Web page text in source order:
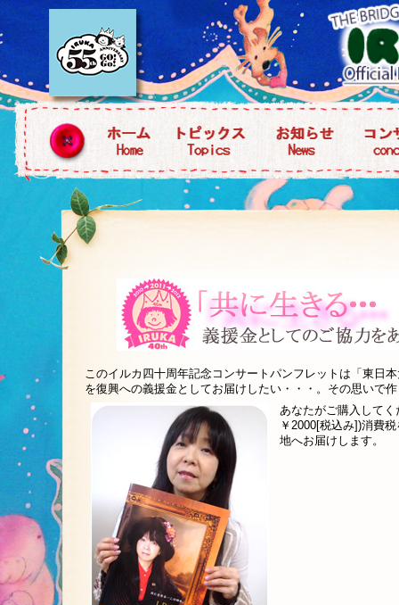
このイルカ四十周年記念コンサートパンフレットは「東日
を復興への義援金としてお届けしたい・・・。その思いで
あなたがご購入して
￥2000[税込み])消費
地へお届けします。